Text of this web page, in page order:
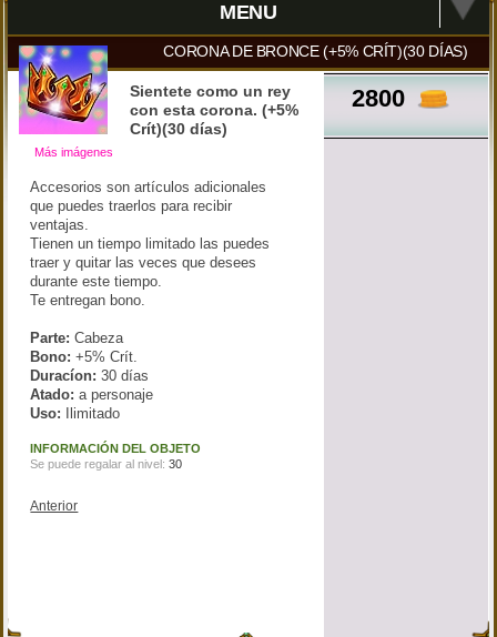
MENU
CORONA DE BRONCE (+5% CRÍT)(30 DÍAS)
2800
Más imágenes
Sientete como un rey
con esta corona. (+5%
Crít)(30 días)
Accesorios son artículos adicionales
que puedes traerlos para recibir
ventajas.
Tienen un tiempo limitado las puedes
traer y quitar las veces que desees
durante este tiempo.
Te entregan bono.
Parte: Cabeza
Bono: +5% Crít.
Duracíon: 30 días
Atado: a personaje
Uso: Ilimitado
INFORMACIÓN DEL OBJETO
Se puede regalar al nivel:30
Anterior